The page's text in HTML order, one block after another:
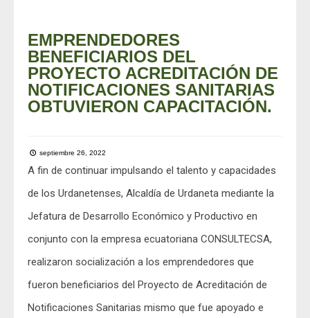
EMPRENDEDORES
BENEFICIARIOS DEL
PROYECTO ACREDITACIÓN DE
NOTIFICACIONES SANITARIAS
OBTUVIERON CAPACITACIÓN.
septiembre 26, 2022
A fin de continuar impulsando el talento y capacidades
de los Urdanetenses, Alcaldía de Urdaneta mediante la
Jefatura de Desarrollo Económico y Productivo en
conjunto con la empresa ecuatoriana CONSULTECSA,
realizaron socialización a los emprendedores que
fueron beneficiarios del Proyecto de Acreditación de
Notificaciones Sanitarias mismo que fue apoyado e